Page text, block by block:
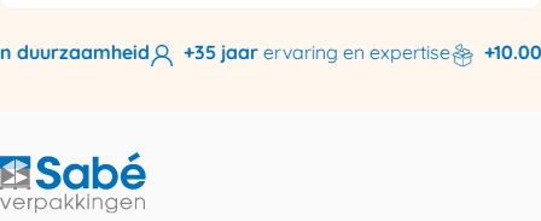
+35 jaarervaring en expertise